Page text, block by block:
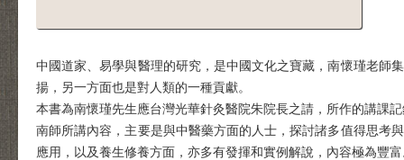
中國道家、易學與醫理的研究，是中國文化之寶藏，南懷瑾老師
揚，另一方面也是對人類的一種貢獻。
本書為南懷瑾先生應台灣光華針灸醫院朱院長之請，所作的講課
南師所講內容，主要是與中醫藥方面的人士，探討諸多值得思考
應用，以及養生修養方面，亦多有發揮和實例解說，內容極為豐